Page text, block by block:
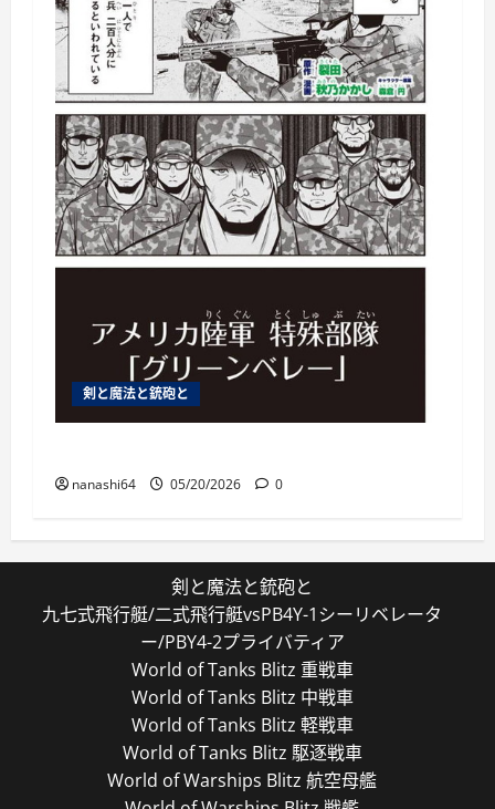
剣と魔法と銃砲と
nanashi64 05/20/2026 0
剣と魔法と銃砲と
九七式飛行艇/二式飛行艇vsPB4Y-1シーリベレータ
ー/PBY4-2プライバティア
World of Tanks Blitz 重戦車
World of Tanks Blitz 中戦車
World of Tanks Blitz 軽戦車
World of Tanks Blitz 駆逐戦車
World of Warships Blitz 航空母艦